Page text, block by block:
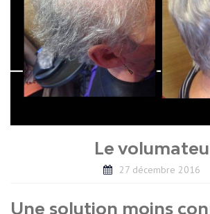
Le
27 décembre 2016
Une solution moins